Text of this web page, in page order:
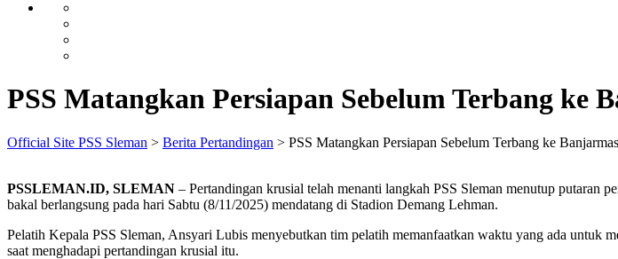
PSS Matangkan Persiapan Sebelum Terbang ke
Official Site PSS Sleman > Berita Pertandingan > PSS Matangkan Persiapan Sebelum Terbang ke
PSSLEMAN.ID, SLEMAN – Pertandingan krusial telah menanti langkah PSS Sleman menutup putaran
bakal berlangsung pada hari Sabtu (8/11/2025) mendatang di Stadion Demang Lehman.
Pelatih Kepala PSS Sleman, Ansyari Lubis menyebutkan tim pelatih memanfaatkan waktu yang ada untuk
saat menghadapi pertandingan krusial itu.